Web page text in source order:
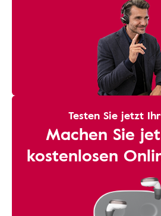
Testen Sie jetzt
Machen Sie
kostenlosen